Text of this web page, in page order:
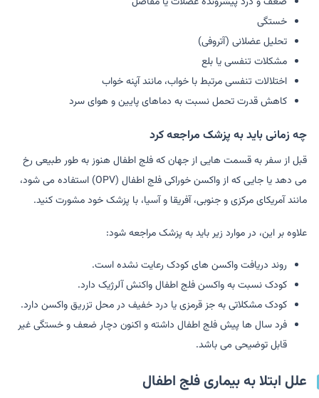
خستگی
تحلیل عضلانی (آتروفی)
مشکلات تنفسی یا بلع
اختلالات تنفسی مرتبط با خواب، مانند آپنه خواب
کاهش قدرت تحمل نسبت به دماهای پایین و هوای سرد
چه زمانی باید به پزشک مراجعه کرد
قبل از سفر به قسمت هایی از جهان که فلج اطفال هنوز به طور طبیعی رخ
می دهد یا جایی که از واکسن خوراکی فلج اطفال (OPV) استفاده می شود،
مانند آمریکای مرکزی و جنوبی، آفریقا و آسیا، با پزشک خود مشورت کنید.
علاوه بر این، در موارد زیر باید به پزشک مراجعه شود:
روند دریافت واکسن های کودک رعایت نشده است.
کودک نسبت به واکسن فلج اطفال واکنش آلرژیک دارد.
کودک مشکلاتی به جز قرمزی یا درد خفیف در محل تزریق واکسن دارد.
فرد سال ها پیش فلج اطفال داشته و اکنون دچار ضعف و خستگی غیر
قابل توضیحی می باشد.
علل ابتلا به بیماری فلج اطفال